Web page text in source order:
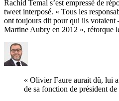
Rachid Temal s’est empressé de
tweet interposé. « Tous les
ont toujours dit pour qui ils votaient
Martine Aubry en 2012 », rétorque
« Olivier Faure aurait dû, lui
de sa fonction de président de